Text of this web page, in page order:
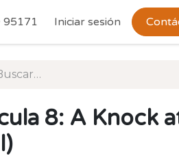
Iniciar sesión
8: A Knock